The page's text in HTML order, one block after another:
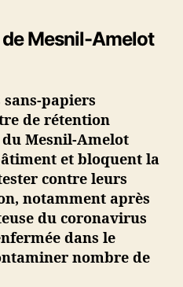
de Mesnil-Amelot
sans-papiers
de rétention
Mesnil-Amelot
et bloquent la
contre leurs
notamment après
du coronavirus
dans le
nombre de